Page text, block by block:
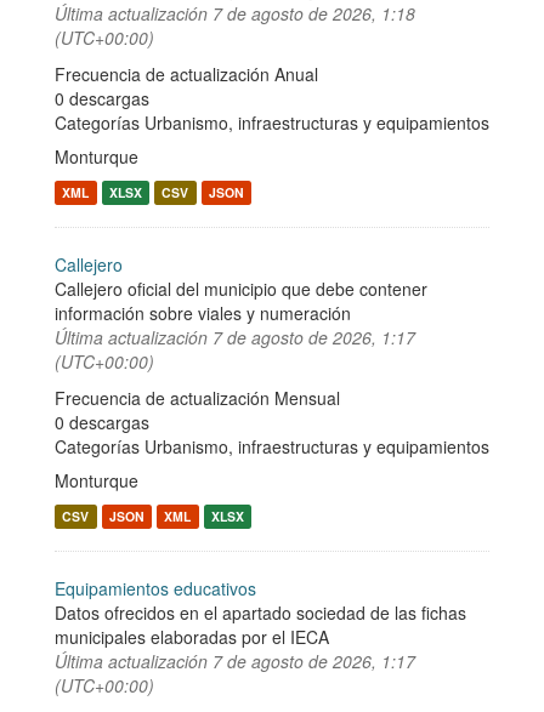
Última actualización 7 de agosto de 2026, 1:18
(UTC+00:00)
Frecuencia de actualización Anual
0 descargas
Categorías Urbanismo, infraestructuras y equipamientos
Monturque
XML XLSX CSV JSON
Callejero
Callejero oficial del municipio que debe contener
información sobre viales y numeración
Última actualización 7 de agosto de 2026, 1:17
(UTC+00:00)
Frecuencia de actualización Mensual
0 descargas
Categorías Urbanismo, infraestructuras y equipamientos
Monturque
CSV JSON XML XLSX
Equipamientos educativos
Datos ofrecidos en el apartado sociedad de las fichas
municipales elaboradas por el IECA
Última actualización 7 de agosto de 2026, 1:17
(UTC+00:00)